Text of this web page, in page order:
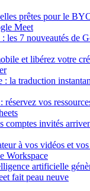
prêtes pour le
Meet
les 7 nouveautés de
et libérez votre
la traduction
vos
comptes invités
à vos vidéos et
Workspace
artificielle
fait peau neuve